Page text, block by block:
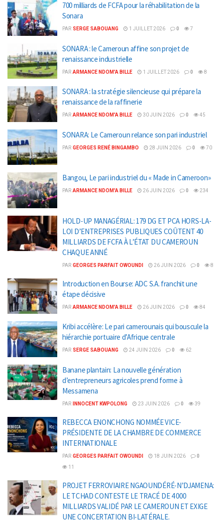
700 milliards de FCFA pour la réhabilitation de la
Sonara
PAR SERGE SABOUANG 1 JUILLET 2026 0 7
SONARA : le Cameroun affine son projet de
renaissance industrielle
PAR ARMANCE NDOM'A BILLE 1 JUILLET 2026 0 8
SONARA : la stratégie silencieuse qui prépare la
renaissance de la raffinerie
PAR ARMANCE NDOM'A BILLE 30 JUIN 2026 0 45
SONARA: Le Cameroun relance son pari industriel
PAR GEORGES RENÉ BINGAMBO 28 JUIN 2026 0 70
Bangou, Le pari industriel du « Made in Cameroon»
PAR ARMANCE NDOM'A BILLE 26 JUIN 2026 0 234
HOLD-UP MANAGÉRIAL: 179 DG ET PCA HORS-LA-
LOI D’ENTREPRISES PUBLIQUES COÛTENT 40
MILLIARDS DE FCFA À L’ÉTAT DU CAMEROUN
CHAQUE ANNÉ
PAR GEORGES PARFAIT OWOUNDI 26 JUIN 2026 0 8
Introduction en Bourse: ADC S.A. franchit une
étape décisive
PAR ARMANCE NDOM'A BILLE 26 JUIN 2026 0 84
Kribi accélère: Le pari camerounais qui bouscule la
hiérarchie portuaire d’Afrique centrale
PAR SERGE SABOUANG 24 JUIN 2026 0 62
Banane plantain: La nouvelle génération
d’entrepreneurs agricoles prend forme à
Messamena
PAR INNOCENT KWPOLONG 23 JUIN 2026 0 39
REBECCA ENONCHONG NOMMÉE VICE-
PRÉSIDENTE DE LA CHAMBRE DE COMMERCE
INTERNATIONALE
PAR GEORGES PARFAIT OWOUNDI 18 JUIN 2026
0
11
PROJET FERROVIAIRE NGAOUNDÉRÉ-N’DJAMENA:
LE TCHAD CONTESTE LE TRACÉ DE 4 000
MILLIARDS VALIDÉ PAR LE CAMEROUN ET EXIGE
UNE CONCERTATION BI-LATÉRALE.